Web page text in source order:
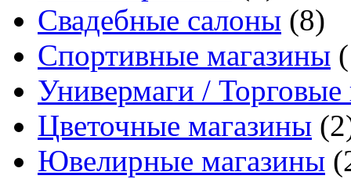
Свадебные салоны (8)
Спортивные магазины
Универмаги /
Цветочные магазины
Ювелирные магазины